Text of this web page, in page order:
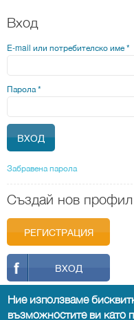
Вход
E-mail или потребителско име*
Парола*
Забравена парола
Създай нов профил
РЕГИСТРАЦИЯ
ВХОД
Ние използваме
възможностите ви като